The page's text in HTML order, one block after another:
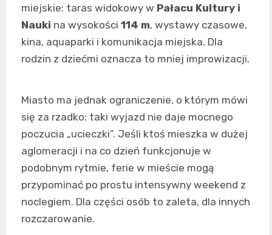
miejskie: taras widokowy w Pałacu Kultury i
Nauki na wysokości 114 m, wystawy czasowe,
kina, aquaparki i komunikacja miejska. Dla
rodzin z dziećmi oznacza to mniej improwizacji.
Miasto ma jednak ograniczenie, o którym mówi
się za rzadko: taki wyjazd nie daje mocnego
poczucia „ucieczki”. Jeśli ktoś mieszka w dużej
aglomeracji i na co dzień funkcjonuje w
podobnym rytmie, ferie w mieście mogą
przypominać po prostu intensywny weekend z
noclegiem. Dla części osób to zaleta, dla innych
rozczarowanie.